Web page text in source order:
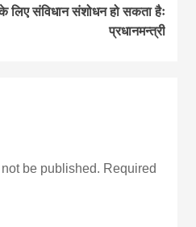
लिए संविधान संशोधन हो सकता हैः
प्रधानमन्त्री
be published. Required